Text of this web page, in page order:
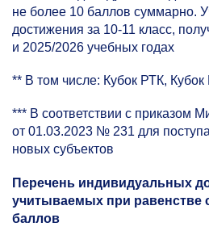
не более 10 баллов суммарно.
достижения за 10-11 класс,
и 2025/2026 учебных годах
** В том числе: Кубок РТК,
*** В соответствии с приказом
от 01.03.2023 № 231 для
новых субъектов
Перечень индивидуальных
учитываемых при равенстве
баллов